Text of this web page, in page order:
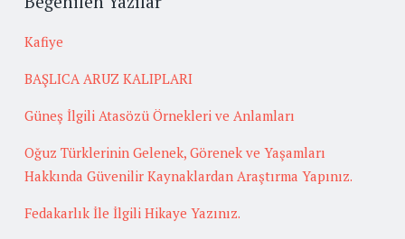
Kafiye
BAŞLICA ARUZ KALIPLARI
Güneş İlgili Atasözü Örnekleri ve Anlamları
Oğuz Türklerinin Gelenek, Görenek ve Yaşamları
Hakkında Güvenilir Kaynaklardan Araştırma Yapınız.
Fedakarlık İle İlgili Hikaye Yazınız.